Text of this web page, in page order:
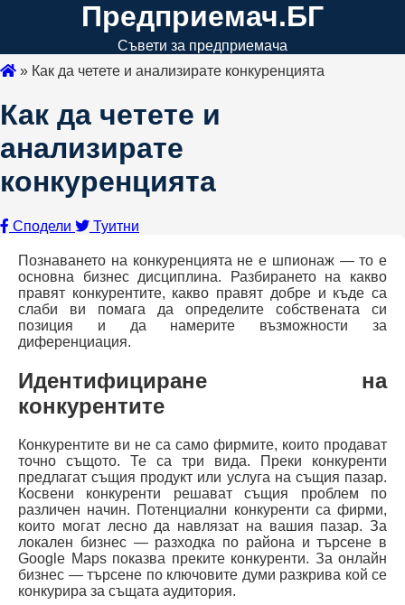
Предприемач.БГ
Съвети за предприемача
» Как да четете и анализирате конкуренцията
Как да четете и
анализирате
конкуренцията
Сподели Туитни
Познаването на конкуренцията не е шпионаж — то е
основна бизнес дисциплина. Разбирането на какво
правят конкурентите, какво правят добре и къде са
слаби ви помага да определите собствената си
позиция и да намерите възможности за
диференциация.
Идентифициране на
конкурентите
Конкурентите ви не са само фирмите, които продават
точно същото. Те са три вида. Преки конкуренти
предлагат същия продукт или услуга на същия пазар.
Косвени конкуренти решават същия проблем по
различен начин. Потенциални конкуренти са фирми,
които могат лесно да навлязат на вашия пазар. За
локален бизнес — разходка по района и търсене в
Google Maps показва преките конкуренти. За онлайн
бизнес — търсене по ключовите думи разкрива кой се
конкурира за същата аудитория.